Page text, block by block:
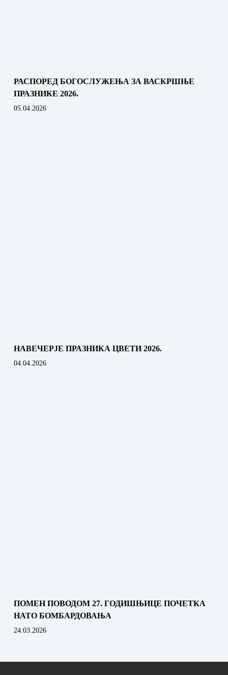
РАСПОРЕД БОГОСЛУЖЕЊА ЗА ВАСКРШЊЕ
ПРАЗНИКЕ 2026.
05.04.2026
НАВЕЧЕРЈЕ ПРАЗНИКА ЦВЕТИ 2026.
04.04.2026
ПОМЕН ПОВОДОМ 27. ГОДИШЊИЦЕ ПОЧЕТКА
НАТО БОМБАРДОВАЊА
24.03.2026